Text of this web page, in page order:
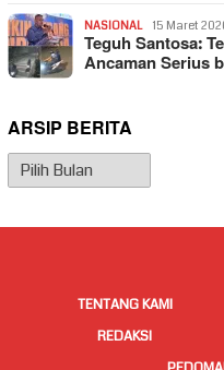
NASIONAL 15 Maret
Teguh Santosa:
Ancaman Serius
ARSIP BERITA
Arsip
Berita
TENTANG KAMI
REDAKSI